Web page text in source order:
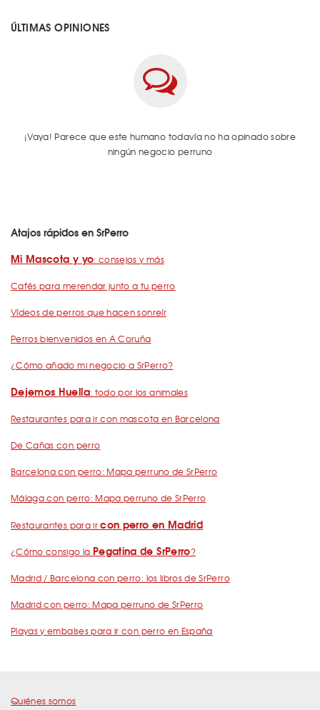
ÚLTIMAS OPINIONES
¡Vaya! Parece que este humano todavía no ha opinado sobre
ningún negocio perruno
Atajos rápidos en SrPerro
Mi Mascota y yo: consejos y más
Cafés para merendar junto a tu perro
Vídeos de perros que hacen sonreír
Perros bienvenidos en A Coruña
¿Cómo añado mi negocio a SrPerro?
Dejemos Huella: todo por los animales
Restaurantes para ir con mascota en Barcelona
De Cañas con perro
Barcelona con perro: Mapa perruno de SrPerro
Málaga con perro: Mapa perruno de SrPerro
Restaurantes para ircon perro en Madrid
¿Cómo consigo la Pegatina de SrPerro?
Madrid / Barcelona con perro: los libros de SrPerro
Madrid con perro: Mapa perruno de SrPerro
Playas y embalses para ir con perro en España
Quiénes somos